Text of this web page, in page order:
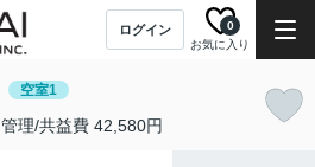
ログイン
お気に入り
0
空室1
管理/共益費 42,580円